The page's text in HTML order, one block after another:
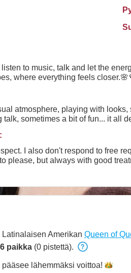
listen to music, talk and let the
where everything feels
atmosphere, playing with
sometimes a bit of fun... it all
I also don't respond to free
please, but always with good
Amerikan Queen of
paikka (0 pistettä).
pääsee lähemmäksi voittoa!